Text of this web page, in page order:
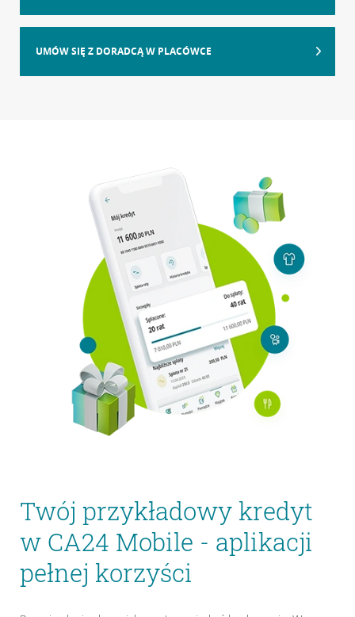
UMÓW SIĘ Z DORADCĄ W PLACÓWCE
Twój przykładowy kredyt
w CA24 Mobile - aplikacji
pełnej korzyści